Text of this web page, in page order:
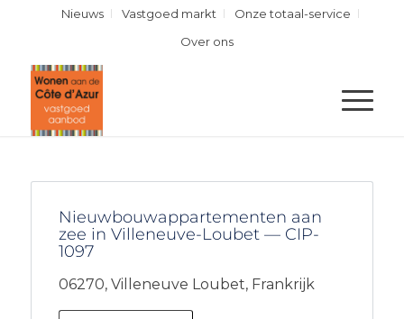
Nieuws Vastgoed markt
Onze totaal-service
Over ons
Nieuwbouwappartementen aan
zee in Villeneuve-Loubet — CIP-
1097
06270, Villeneuve Loubet, Frankrijk